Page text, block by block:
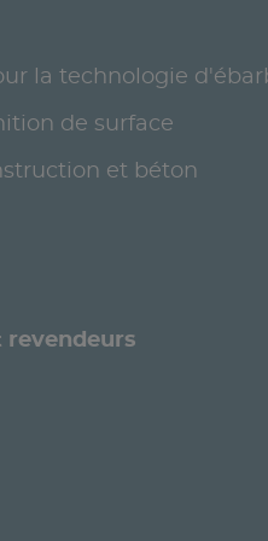
la technologie
de surface
et béton
revendeurs